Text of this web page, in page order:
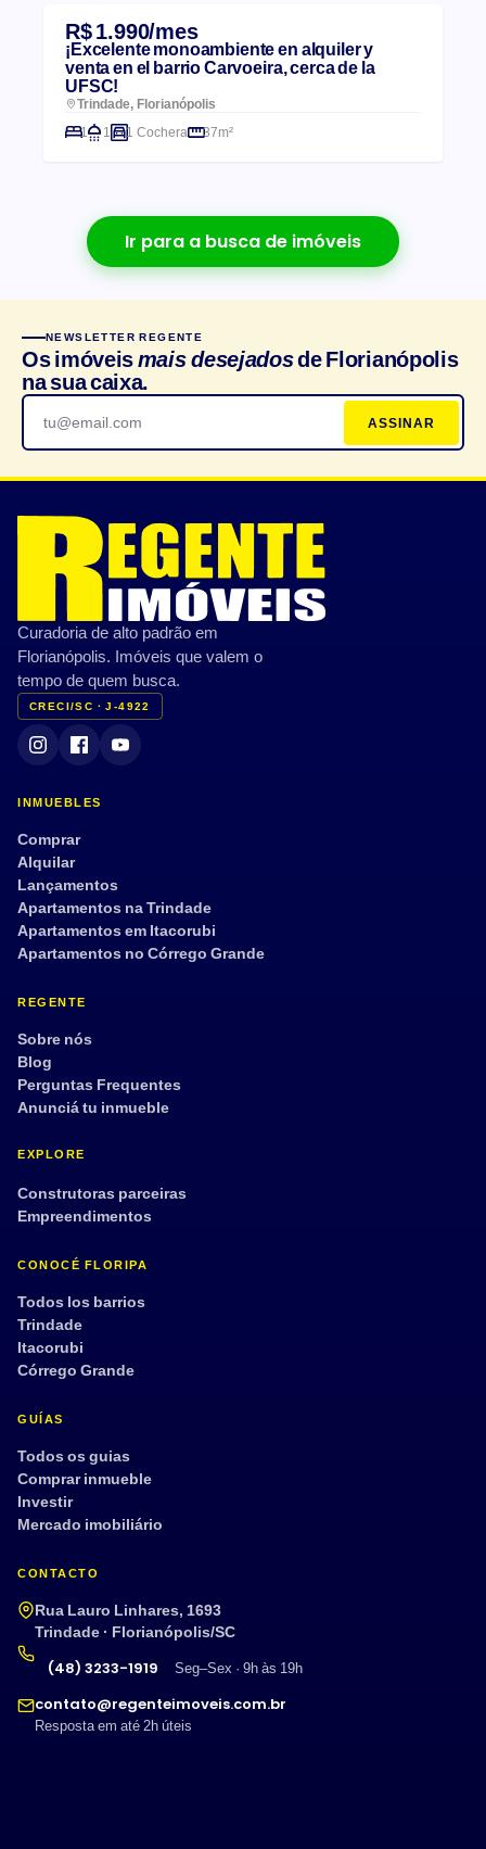
R$ 1.990/mes
¡Excelente monoambiente en alquiler y
venta en el barrio Carvoeira, cerca de la
UFSC!
Trindade, Florianópolis
1
1 1 Cochera 37m²
Ir para a busca de imóveis
NEWSLETTER REGENTE
Os imóveismais desejadosde Florianópolis
na sua caixa.
ASSINAR
Curadoria de alto padrão em
Florianópolis. Imóveis que valem o
tempo de quem busca.
CRECI/SC · J-4922
INMUEBLES
Comprar
Alquilar
Lançamentos
Apartamentos na Trindade
Apartamentos em Itacorubi
Apartamentos no Córrego Grande
REGENTE
Sobre nós
Blog
Perguntas Frequentes
Anunciá tu inmueble
EXPLORE
Construtoras parceiras
Empreendimentos
CONOCÉ FLORIPA
Todos los barrios
Trindade
Itacorubi
Córrego Grande
GUÍAS
Todos os guias
Comprar inmueble
Investir
Mercado imobiliário
CONTACTO
Rua Lauro Linhares, 1693
Trindade · Florianópolis/SC
(48) 3233-1919
Seg–Sex · 9h às 19h
contato@regenteimoveis.com.br
Resposta em até 2h úteis